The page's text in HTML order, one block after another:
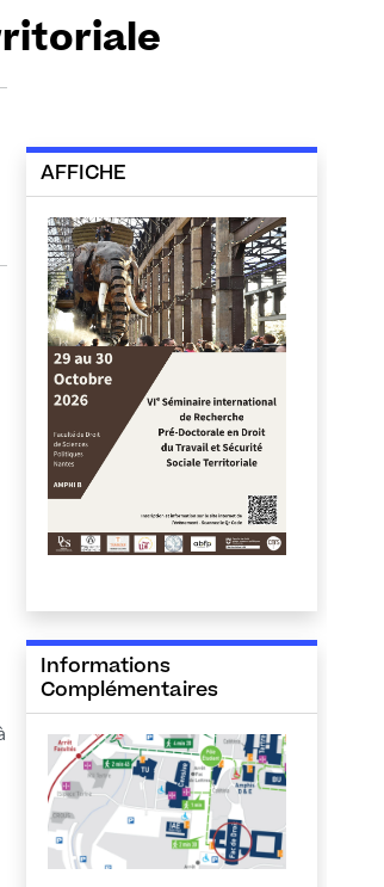
AFFICHE
Informations
Complémentaires